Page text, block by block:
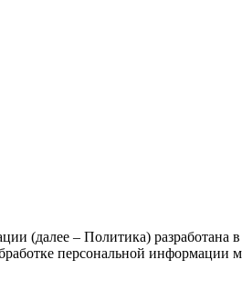
(далее – Политика) разработана
персональной информации